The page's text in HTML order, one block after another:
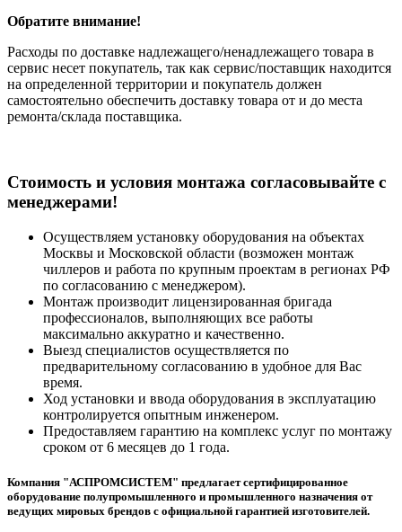
Обратите внимание!
Расходы по доставке надлежащего/ненадлежащего товара в
сервис несет покупатель, так как сервис/поставщик находится
на определенной территории и покупатель должен
самостоятельно обеспечить доставку товара от и до места
ремонта/склада поставщика.
Cтоимость и условия монтажа согласовывайте с
менеджерами!
Осуществляем установку оборудования на объектах
Москвы и Московской области (возможен монтаж
чиллеров и работа по крупным проектам в регионах РФ
по согласованию с менеджером).
Монтаж производит лицензированная бригада
профессионалов, выполняющих все работы
максимально аккуратно и качественно.
Выезд специалистов осуществляется по
предварительному согласованию в удобное для Вас
время.
Ход установки и ввода оборудования в эксплуатацию
контролируется опытным инженером.
Предоставляем гарантию на комплекс услуг по монтажу
сроком от 6 месяцев до 1 года.
Компания "АСПРОМСИСТЕМ" предлагает сертифицированное
оборудование полупромышленного и промышленного назначения от
ведущих мировых брендов с официальной гарантией изготовителей.